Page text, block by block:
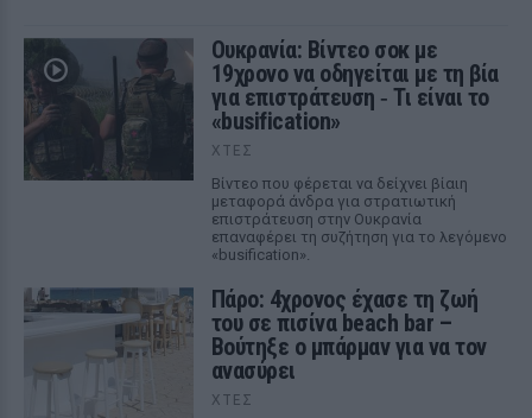
Ουκρανία: Βίντεο σοκ με
19χρονο να οδηγείται με τη βία
για επιστράτευση ‑ Τι είναι το
«busification»
ΧΤΕΣ
Βίντεο που φέρεται να δείχνει βίαιη
μεταφορά άνδρα για στρατιωτική
επιστράτευση στην Ουκρανία
επαναφέρει τη συζήτηση για το λεγόμενο
«busification».
Πάρο: 4χρονος έχασε τη ζωή
του σε πισίνα beach bar –
Βούτηξε ο μπάρμαν για να τον
ανασύρει
ΧΤΕΣ